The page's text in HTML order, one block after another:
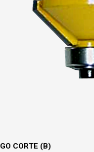
CORTE (B)